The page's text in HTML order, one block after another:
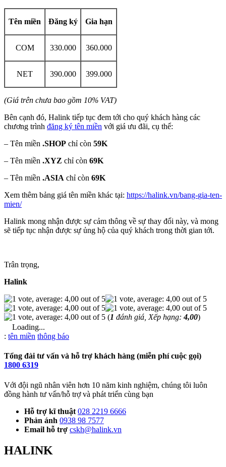
Tên miền Đăng ký Gia hạn
COM 330.000 360.000
NET 390.000 399.000
(Giá trên chưa bao gồm 10% VAT)
Bên cạnh đó, Halink tiếp tục đem tới cho quý khách hàng các
chương trình đăng ký tên miền với giá ưu đãi, cụ thể:
– Tên miền .SHOP chỉ còn 59K
– Tên miền .XYZ chỉ còn 69K
– Tên miền .ASIA chỉ còn 69K
Xem thêm bảng giá tên miền khác tại: https://halink.vn/bang-gia-ten-
mien/
Halink mong nhận được sự cảm thông về sự thay đổi này, và mong
sẽ tiếp tục nhận được sự ủng hộ của quý khách trong thời gian tới.
Trân trọng,
Halink
(1 đánh giá, Xếp hạng:4,00)
Loading...
Từ
: tên miền thông báo
Tổng đài tư vấn và hỗ trợ khách hàng (miễn phí cuộc gọi)
1800 6319
Với đội ngũ nhân viên hơn 10 năm kinh nghiệm, chúng tôi luôn
đồng hành tư vấn/hỗ trợ và phát triển cùng bạn
Hỗ trợ kĩ thuật 028 2219 6666
Phản ánh 0938 98 7577
Email hỗ trợ cskh@halink.vn
HALINK